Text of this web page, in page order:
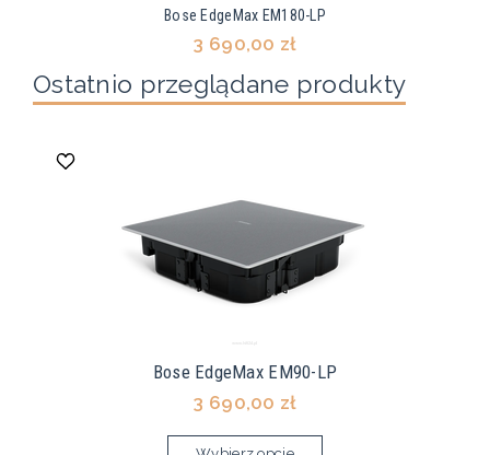
Bose EdgeMax EM180-LP
3 690,00 zł
Ostatnio przeglądane produkty
Bose EdgeMax EM90-LP
3 690,00 zł